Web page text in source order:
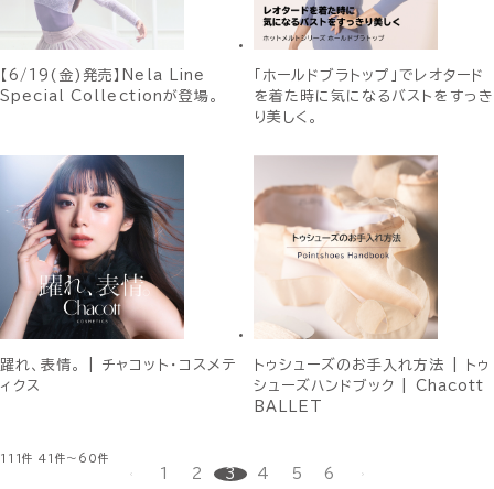
【6/19(金)発売】Nela Line
Special Collectionが登場。
「ホールドブラトップ」でレオタード
を着た時に気になるバストをすっき
り美しく。
躍れ、表情。 | チャコット・コスメテ
ィクス
トゥシューズのお手入れ方法 | トゥ
シューズハンドブック | Chacott
BALLET
111件 41件～60件
1 2 3 4 5 6